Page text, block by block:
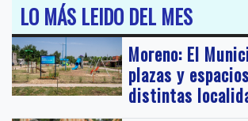
LO MÁS LEIDO DEL MES
Moreno: El
plazas y
distintas